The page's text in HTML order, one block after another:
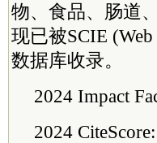
物、食品、肠道
现已被SCIE
数据库收录。
2024 Impact
2024